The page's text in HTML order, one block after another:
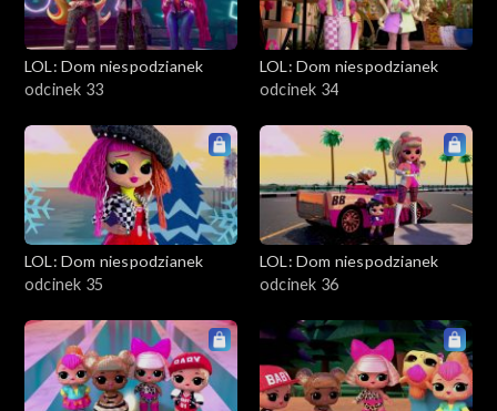
LOL: Dom niespodzianek
odcinek 33
LOL: Dom niespodzianek
odcinek 34
LOL: Dom niespodzianek
odcinek 35
LOL: Dom niespodzianek
odcinek 36